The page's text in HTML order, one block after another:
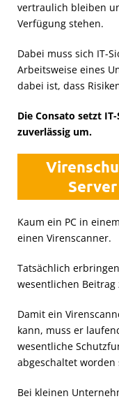
vertraulich bleiben
Verfügung stehen.
Dabei muss sich IT-
Arbeitsweise eines
dabei ist, dass
Die Consato setzt
zuverlässig um.
Kaum ein PC in
einen Virenscanner.
Tatsächlich
wesentlichen
Damit ein
kann, muss er
wesentliche
abgeschaltet worden
Bei kleinen